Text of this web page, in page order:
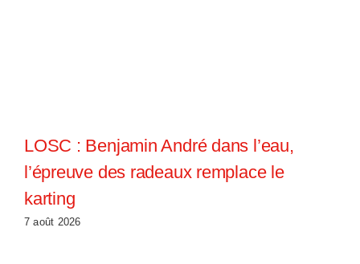
LOSC : Benjamin André dans l’eau,
l’épreuve des radeaux remplace le
karting
7 août 2026